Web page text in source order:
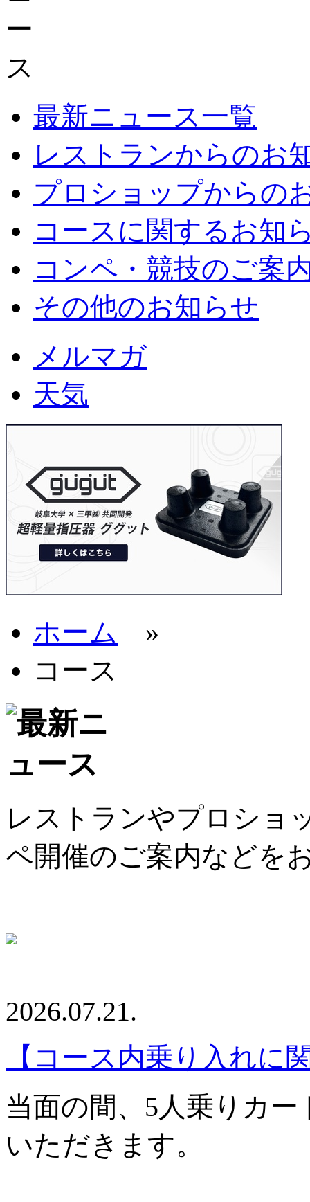
最新ニュース一覧
レストランからのお
プロショップからの
コースに関するお知
コンペ・競技のご案
その他のお知らせ
メルマガ
天気
ホーム »
コース
レストランやプロショ
ペ開催のご案内などを
2026.07.21.
【コース内乗り入れに
当面の間、5人乗りカ
いただきます。